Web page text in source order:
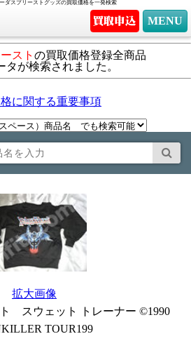
ダスプリーストグッズの買取価格を一発検索
MENU
スト の買取価格登録全商品
タが検索されました。
に関する重要事項
拡大画像
スウェット トレーナー ©1990
TOUR199